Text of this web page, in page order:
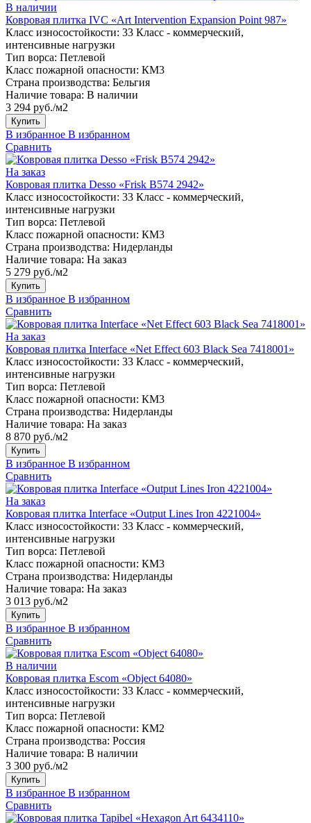
В наличии
Ковровая плитка IVC «Art Intervention Expansion Point 987»
Класс износостойкости: 33 Класс - коммерческий,
интенсивные нагрузки
Тип ворса: Петлевой
Класс пожарной опасности: КМ3
Страна производства: Бельгия
Наличие товара: В наличии
3 294 руб./м2
Купить
В избранное В избранном
Сравнить
На заказ
Ковровая плитка Desso «Frisk B574 2942»
Класс износостойкости: 33 Класс - коммерческий,
интенсивные нагрузки
Тип ворса: Петлевой
Класс пожарной опасности: КМ3
Страна производства: Нидерланды
Наличие товара: На заказ
5 279 руб./м2
Купить
В избранное В избранном
Сравнить
На заказ
Ковровая плитка Interface «Net Effect 603 Black Sea 7418001»
Класс износостойкости: 33 Класс - коммерческий,
интенсивные нагрузки
Тип ворса: Петлевой
Класс пожарной опасности: КМ3
Страна производства: Нидерланды
Наличие товара: На заказ
8 870 руб./м2
Купить
В избранное В избранном
Сравнить
На заказ
Ковровая плитка Interface «Output Lines Iron 4221004»
Класс износостойкости: 33 Класс - коммерческий,
интенсивные нагрузки
Тип ворса: Петлевой
Класс пожарной опасности: КМ3
Страна производства: Нидерланды
Наличие товара: На заказ
3 013 руб./м2
Купить
В избранное В избранном
Сравнить
В наличии
Ковровая плитка Escom «Object 64080»
Класс износостойкости: 33 Класс - коммерческий,
интенсивные нагрузки
Тип ворса: Петлевой
Класс пожарной опасности: КМ2
Страна производства: Россия
Наличие товара: В наличии
3 300 руб./м2
Купить
В избранное В избранном
Сравнить